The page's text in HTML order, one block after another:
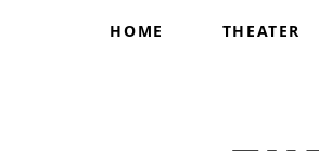
HOME THEATER